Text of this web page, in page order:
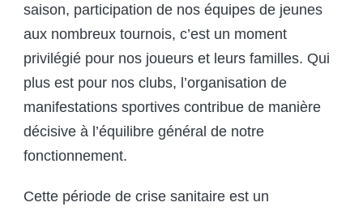
saison, participation de nos équipes de jeunes
aux nombreux tournois, c’est un moment
privilégié pour nos joueurs et leurs familles. Qui
plus est pour nos clubs, l’organisation de
manifestations sportives contribue de manière
décisive à l’équilibre général de notre
fonctionnement.
Cette période de crise sanitaire est un